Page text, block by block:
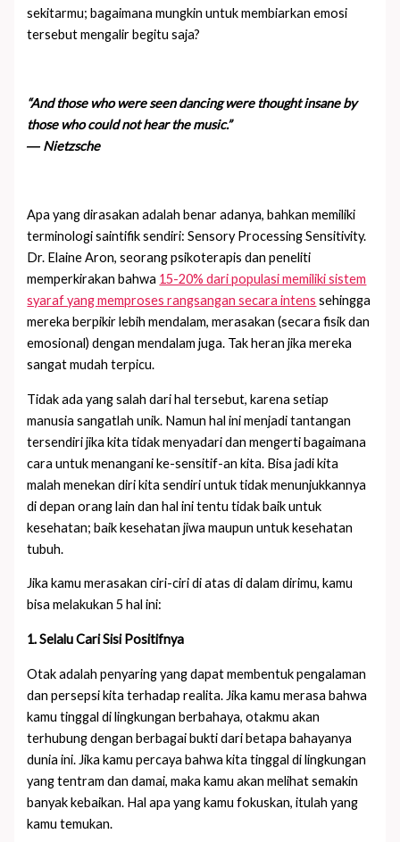
sekitarmu; bagaimana mungkin untuk membiarkan emosi
tersebut mengalir begitu saja?
“And those who were seen dancing were thought insane by
those who could not hear the music.”
― Nietzsche
Apa yang dirasakan adalah benar adanya, bahkan memiliki
terminologi saintifik sendiri: Sensory Processing Sensitivity.
Dr. Elaine Aron, seorang psikoterapis dan peneliti
memperkirakan bahwa 15-20% dari populasi memiliki sistem
syaraf yang memproses rangsangan secara intens sehingga
mereka berpikir lebih mendalam, merasakan (secara fisik dan
emosional) dengan mendalam juga. Tak heran jika mereka
sangat mudah terpicu.
Tidak ada yang salah dari hal tersebut, karena setiap
manusia sangatlah unik. Namun hal ini menjadi tantangan
tersendiri jika kita tidak menyadari dan mengerti bagaimana
cara untuk menangani ke-sensitif-an kita. Bisa jadi kita
malah menekan diri kita sendiri untuk tidak menunjukkannya
di depan orang lain dan hal ini tentu tidak baik untuk
kesehatan; baik kesehatan jiwa maupun untuk kesehatan
tubuh.
Jika kamu merasakan ciri-ciri di atas di dalam dirimu, kamu
bisa melakukan 5 hal ini:
1. Selalu Cari Sisi Positifnya
Otak adalah penyaring yang dapat membentuk pengalaman
dan persepsi kita terhadap realita. Jika kamu merasa bahwa
kamu tinggal di lingkungan berbahaya, otakmu akan
terhubung dengan berbagai bukti dari betapa bahayanya
dunia ini. Jika kamu percaya bahwa kita tinggal di lingkungan
yang tentram dan damai, maka kamu akan melihat semakin
banyak kebaikan. Hal apa yang kamu fokuskan, itulah yang
kamu temukan.